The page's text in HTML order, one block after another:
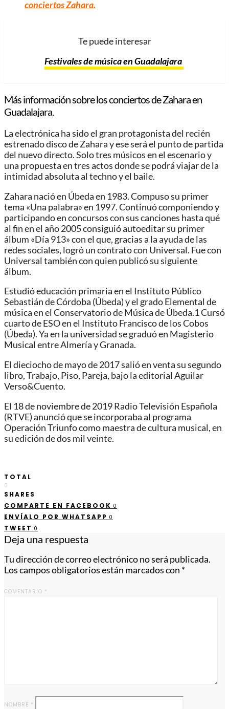
conciertos Zahara.
Te puede interesar
Festivales de música en Guadalajara
Más información sobre los conciertos de Zahara en
Guadalajara.
La electrónica ha sido el gran protagonista del recién
estrenado disco de Zahara y ese será el punto de partida
del nuevo directo. Solo tres músicos en el escenario y
una propuesta en tres actos donde se podrá viajar de la
intimidad absoluta al techno y el baile.
Zahara nació en Úbeda en 1983. Compuso su primer
tema «Una palabra» en 1997. Continuó componiendo y
participando en concursos con sus canciones hasta qué
al fin en el año 2005 consiguió autoeditar su primer
álbum «Día 913» con el que, gracias a la ayuda de las
redes sociales, logró un contrato con Universal. Fue con
Universal también con quien publicó su siguiente
álbum.
Estudió educación primaria en el Instituto Público
Sebastián de Córdoba (Úbeda) y el grado Elemental de
música en el Conservatorio de Música de Úbeda.1​ Cursó
cuarto de ESO en el Instituto Francisco de los Cobos
(Úbeda).​ Ya en la universidad se graduó en Magisterio
Musical entre Almería y Granada.
El dieciocho de mayo de 2017 salió en venta su segundo
libro, Trabajo, Piso, Pareja, bajo la editorial Aguilar
Verso&Cuento.
El 18 de noviembre de 2019 Radio Televisión Española
(RTVE) anunció que se incorporaba al programa
Operación Triunfo como maestra de cultura musical, en
su edición de dos mil veinte.
TOTAL
0
SHARES
COMPARTE EN FACEBOOK 0
ENVÍALO POR WHATSAPP 0
TWEET 0
Deja una respuesta
Tu dirección de correo electrónico no será publicada.
Los campos obligatorios están marcados con *
COMENTARIO *
NOMBRE *